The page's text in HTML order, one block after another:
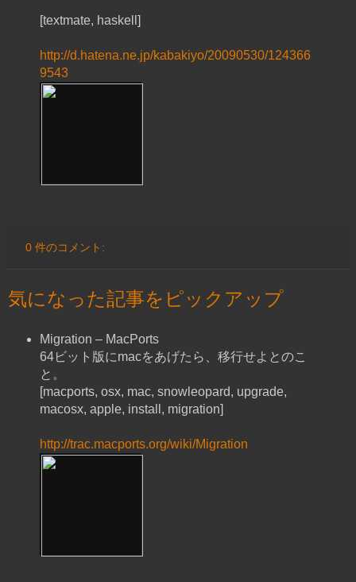
[textmate, haskell]
http://d.hatena.ne.jp/kabakiyo/20090530/124366
9543
0 件のコメント:
気になった記事をピックアップ
Migration – MacPorts
64ビット版にmacをあげたら、移行せよとのこ
と。
[macports, osx, mac, snowleopard, upgrade,
macosx, apple, install, migration]
http://trac.macports.org/wiki/Migration